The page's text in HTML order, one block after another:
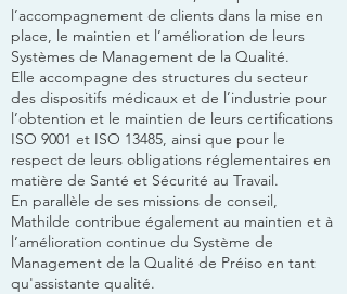
l’accompagnement de clients dans la mise en
place, le maintien et l’amélioration de leurs
Systèmes de Management de la Qualité.
Elle accompagne des structures du secteur
des dispositifs médicaux et de l’industrie pour
l’obtention et le maintien de leurs certifications
ISO 9001 et ISO 13485, ainsi que pour le
respect de leurs obligations réglementaires en
matière de Santé et Sécurité au Travail.
En parallèle de ses missions de conseil,
Mathilde contribue également au maintien et à
l’amélioration continue du Système de
Management de la Qualité de Préiso en tant
qu'assistante qualité.